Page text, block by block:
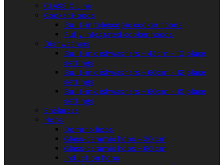
CLASSIC Line
Cooker Hoods
Built-in telescopic cooker hoods
Fully integrated cooker hoods
Dishwashers
Built-in dishwashers – 45cm – 10 place
settings
Built-in dishwashers – 60cm – 12 place
settings
Built-in dishwashers – 60cm – 15 place
settings
Enëlarëse
Hobs
Domino hobs
Glass-ceramic hobs – 30 cm
Glass-ceramic hobs – 60 cm
Induction hobs